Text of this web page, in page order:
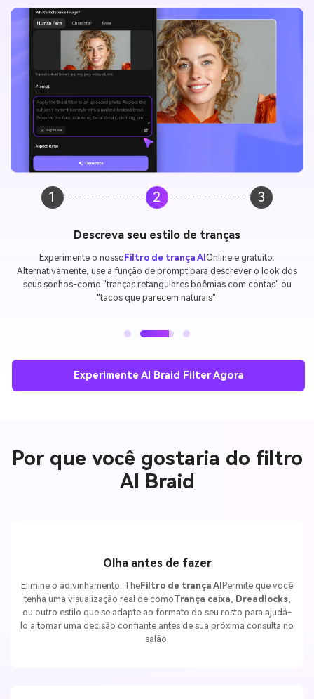
1 2 3
Gerar e compartilhar sua aparência
Clique em "Gerar" e veja a IA criar seu novo penteado trançado.
Visualize os resultados, ajuste conforme necessário e, em seguida,
baixe as fotos convertidas para compartilhar no TikTok, Instagram ou
com amigos.
Experimente AI Braid Filter Agora
Por que você gostaria do filtro
AI Braid
Olha antes de fazer
Elimine o adivinhamento. The Filtro de trança AI Permite que você
tenha uma visualização real de comoTrança caixa Dreadlocks,
ou outro estilo que se adapte ao formato do seu rosto para ajudá-
lo a tomar uma decisão confiante antes de sua próxima consulta no
salão.